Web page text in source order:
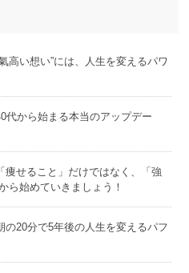
高い想い”には、人生を変えるパワ
代から始まる本当のアップデー
せること」だけではなく、「強
ら始めていきましょう！
20分で5年後の人生を変えるパフ